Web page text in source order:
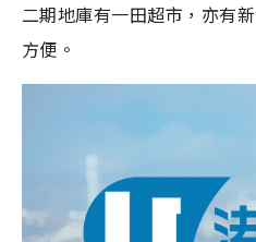
二期地庫有一田超市，亦有
方便。